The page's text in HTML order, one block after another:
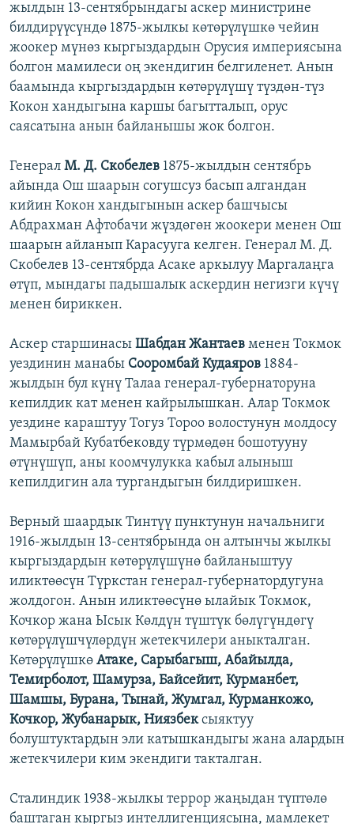
жылдын 13-сентябрындагы аскер министрине
билдирүүсүндө 1875-жылкы көтөрүлүшкө чейин
жоокер мүнөз кыргыздардын Орусия империясына
болгон мамилеси оң экендигин белгиленет. Анын
баамында кыргыздардын көтөрүлүшү түздөн-түз
Кокон хандыгына каршы багытталып, орус
саясатына анын байланышы жок болгон.
Генерал М. Д. Скобелев 1875-жылдын сентябрь
айында Ош шаарын согушсуз басып алгандан
кийин Кокон хандыгынын аскер башчысы
Абдрахман Афтобачи жүздөгөн жоокери менен Ош
шаарын айланып Карасууга келген. Генерал М. Д.
Скобелев 13-сентябрда Асаке аркылуу Маргалаңга
өтүп, мындагы падышалык аскердин негизги күчү
менен бириккен.
Аскер старшинасы Шабдан Жантаев менен Токмок
уездинин манабы Сооромбай Кудаяров 1884-
жылдын бул күнү Талаа генерал-губернаторуна
кепилдик кат менен кайрылышкан. Алар Токмок
уездине караштуу Тогуз Тороо волостунун молдосу
Мамырбай Кубатбековду түрмөдөн бошотууну
өтүнүшүп, аны коомчулукка кабыл алыныш
кепилдигин ала тургандыгын билдиришкен.
Верный шаардык Тинтүү пунктунун начальниги
1916-жылдын 13-сентябрында он алтынчы жылкы
кыргыздардын көтөрүлүшүнө байланыштуу
иликтөөсүн Түркстан генерал-губернатордугуна
жолдогон. Анын иликтөөсүнө ылайык Токмок,
Кочкор жана Ысык Көлдүн түштүк бөлүгүндөгү
көтөрүлүшчүлөрдүн жетекчилери аныкталган.
Көтөрүлүшкө Атаке, Сарыбагыш, Абайылда,
Темирболот, Шамурза, Байсейит, Курманбет,
Шамшы, Бурана, Тынай, Жумгал, Курманкожо,
Кочкор, Жубанарык, Ниязбексыяктуу
болуштуктардын эли катышкандыгы жана алардын
жетекчилери ким экендиги такталган.
Сталиндик 1938-жылкы террор жаңыдан түптөлө
баштаган кыргыз интеллигенциясына, мамлекет